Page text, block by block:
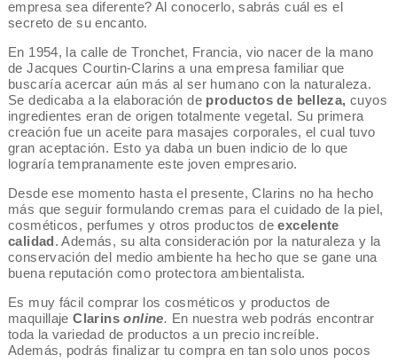
empresa sea diferente? Al conocerlo, sabrás cuál es el
secreto de su encanto.
En 1954, la calle de Tronchet, Francia, vio nacer de la mano
de Jacques Courtin-Clarins a una empresa familiar que
buscaría acercar aún más al ser humano con la naturaleza.
Se dedicaba a la elaboración de productos de belleza, cuyos
ingredientes eran de origen totalmente vegetal. Su primera
creación fue un aceite para masajes corporales, el cual tuvo
gran aceptación. Esto ya daba un buen indicio de lo que
lograría tempranamente este joven empresario.
Desde ese momento hasta el presente, Clarins no ha hecho
más que seguir formulando cremas para el cuidado de la piel,
cosméticos, perfumes y otros productos deexcelente
calidad. Además, su alta consideración por la naturaleza y la
conservación del medio ambiente ha hecho que se gane una
buena reputación como protectora ambientalista.
Es muy fácil comprar los cosméticos y productos de
maquillajeClarinsonline. En nuestra web podrás encontrar
toda la variedad de productos a un precio increíble.
Además, podrás finalizar tu compra en tan solo unos pocos